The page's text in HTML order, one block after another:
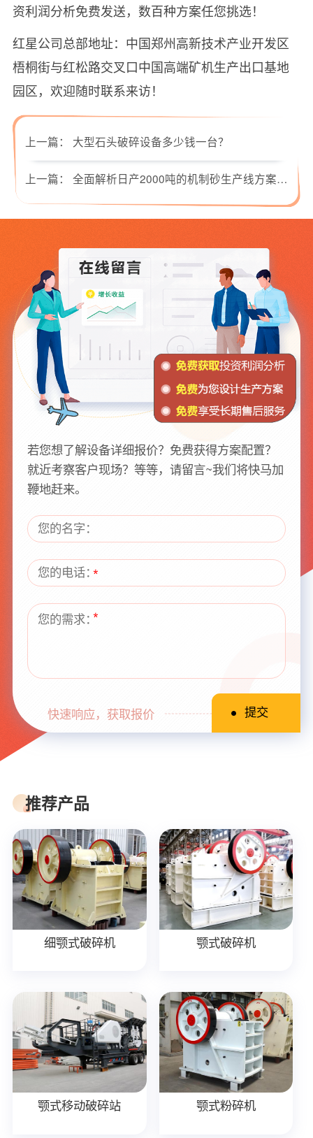
资利润分析免费发送，数百种方案任您挑选！
红星公司总部地址：中国郑州高新技术产业开发区
梧桐街与红松路交叉口中国高端矿机生产出口基地
园区，欢迎随时联系来访！
上一篇： 大型石头破碎设备多少钱一台？
上一篇： 全面解析日产2000吨的机制砂生产线方案（附现场视频）
若您想了解设备详细报价？免费获得方案配置？
就近考察客户现场？等等，请留言~我们将快马加
鞭地赶来。
快速响应，获取报价
推荐产品
细颚式破碎机 颚式破碎机
颚式移动破碎站 颚式粉碎机